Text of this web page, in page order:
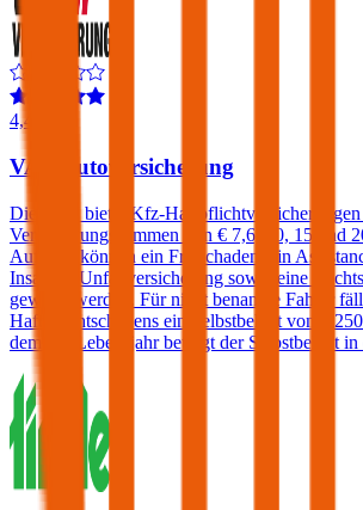
4,4
VAV Autoversicherung
Die VAV bietet Kfz-Haftpflichtversicherungen
Versicherungssummen von € 7,6, 10, 15 und
Aufpreis können ein Freischaden, ein
Insassen-Unfallversicherung sowie eine
gewählt werden. Für nicht benannte Fahrer
Haftpflichtschadens ein Selbstbehalt von € 250
dem 23. Lebensjahr beträgt der Selbstbehalt